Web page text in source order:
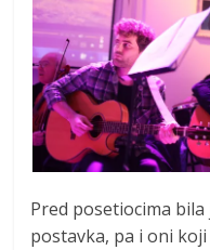
Pred posetiocima
postavka, pa i oni